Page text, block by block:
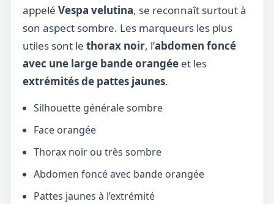
appelé Vespa velutina, se reconnaît surtout à
son aspect sombre. Les marqueurs les plus
utiles sont le thorax noir, l’abdomen foncé
avec une large bande orangée et les
extrémités de pattes jaunes.
Silhouette générale sombre
Face orangée
Thorax noir ou très sombre
Abdomen foncé avec bande orangée
Pattes jaunes à l’extrémité